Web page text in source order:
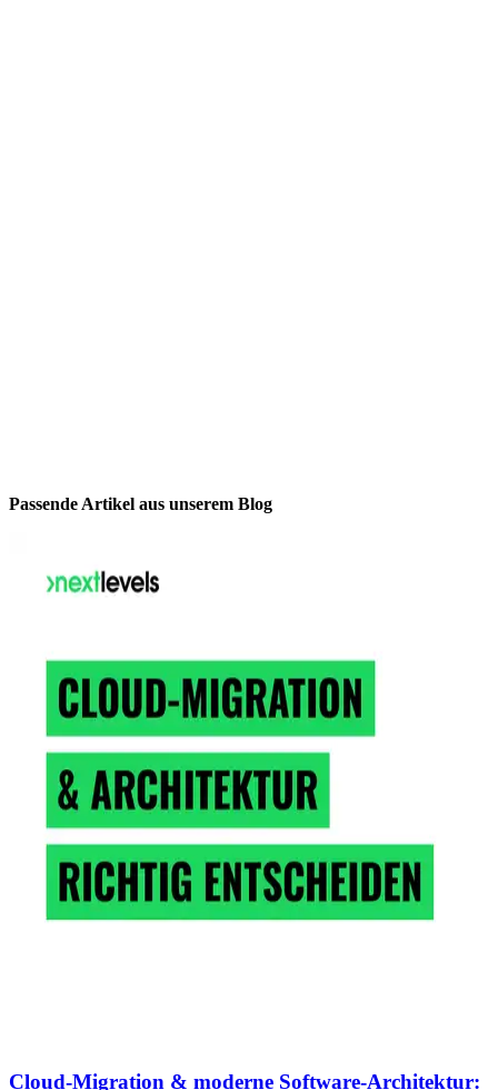
Passende Artikel aus unserem Blog
Cloud-Migration & moderne Software-Architektur: